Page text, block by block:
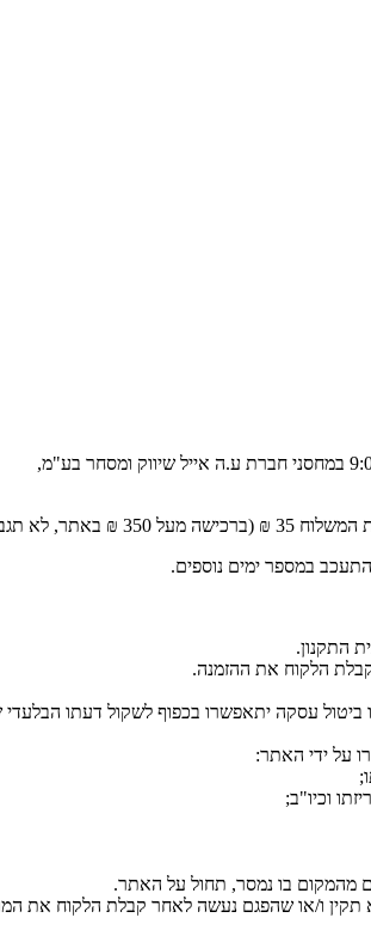
במספר ימים נוספים.
התקנון.
על ידי האתר:
וכיו"ב;
מהמקום בו נמסר, תחול על האתר.
ו/או שהפגם נעשה לאחר קבלת הלקוח את